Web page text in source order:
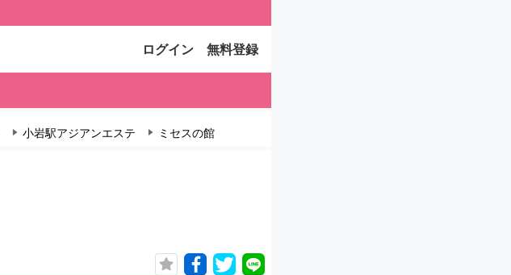
ログイン 無料登録
小岩駅アジアンエステ ミセスの館